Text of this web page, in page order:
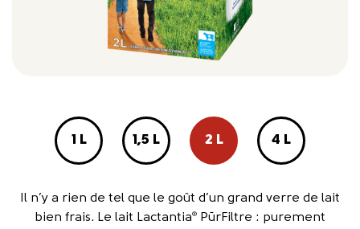
1 L 1,5 L 2 L 4 L
Il n’y a rien de tel que le goût d’un grand verre de lait
bien frais. Le lait Lactantia®
PūrFiltre : purement